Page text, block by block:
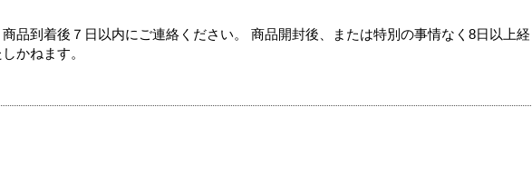
品到着後７日以内にご連絡ください。 商品開封後、または特別の事情なく8日以上経
かねます。